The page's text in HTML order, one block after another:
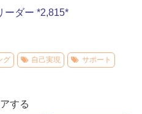
ーダー *2,815*
グ 自己実現
サポート
する